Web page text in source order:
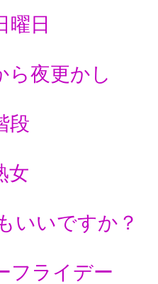
し日曜
から夜更
の階
・熟
いいです
ーフライ